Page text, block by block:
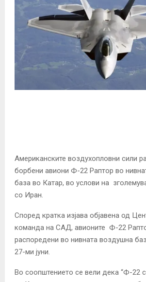
Американските воздухопловни сили
борбени авиони Ф-22 Раптор во
база во Катар, во услови на
со Иран.
Според кратка изјава објавена од
команда на САД, авионите Ф-22
распоредени во нивната воздушна
27-ми јуни.
Во соопштението се вели дека “Ф-22